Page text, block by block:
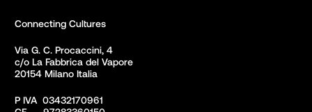
Connecting Cultures
Via G. C. Procaccini, 4
c/o La Fabbrica del Vapore
20154 Milano Italia
P IVA  03432170961